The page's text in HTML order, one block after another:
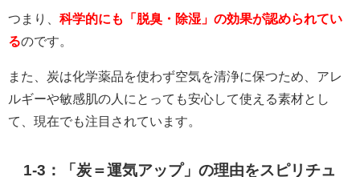
つまり、 科学的にも「脱臭・除湿」の効果が認められてい
るのです。
また、炭は化学薬品を使わず空気を清浄に保つため、アレ
ルギーや敏感肌の人にとっても安心して使える素材とし
て、現在でも注目されています。
1-3：「炭＝運気アップ」の理由をスピリチュ